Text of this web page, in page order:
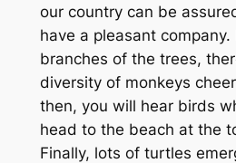
our country can be
have a pleasant
branches of the trees,
diversity of monkeys
then, you will hear birds
head to the beach at the
Finally, lots of turtles